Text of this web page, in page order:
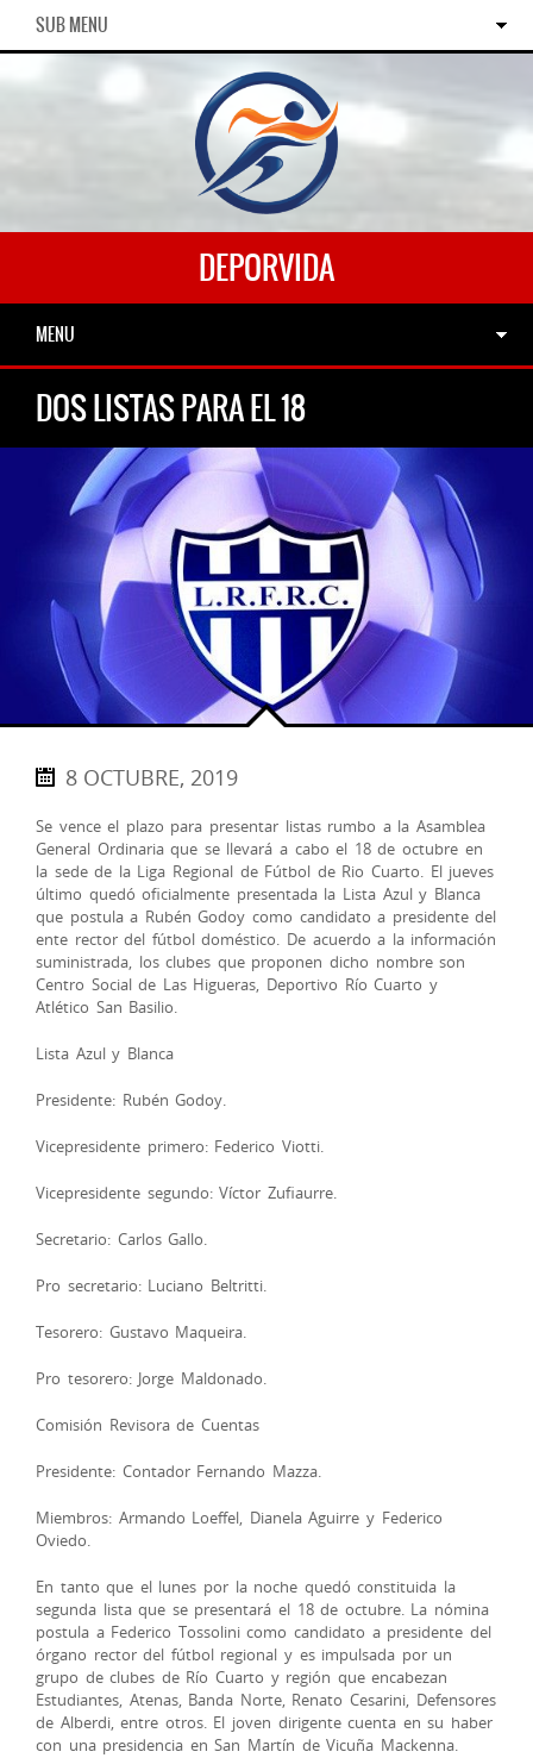
SUB MENU
DEPORVIDA
MENU
DOS LISTAS PARA EL 18
8 OCTUBRE, 2019
Se vence el plazo para presentar listas rumbo a la Asamblea
General Ordinaria que se llevará a cabo el 18 de octubre en
la sede de la Liga Regional de Fútbol de Rio Cuarto. El jueves
último quedó oficialmente presentada la Lista Azul y Blanca
que postula a Rubén Godoy como candidato a presidente del
ente rector del fútbol doméstico. De acuerdo a la información
suministrada, los clubes que proponen dicho nombre son
Centro Social de Las Higueras, Deportivo Río Cuarto y
Atlético San Basilio.
Lista Azul y Blanca
Presidente: Rubén Godoy.
Vicepresidente primero: Federico Viotti.
Vicepresidente segundo: Víctor Zufiaurre.
Secretario: Carlos Gallo.
Pro secretario: Luciano Beltritti.
Tesorero: Gustavo Maqueira.
Pro tesorero: Jorge Maldonado.
Comisión Revisora de Cuentas
Presidente: Contador Fernando Mazza.
Miembros: Armando Loeffel, Dianela Aguirre y Federico
Oviedo.
En tanto que el lunes por la noche quedó constituida la
segunda lista que se presentará el 18 de octubre. La nómina
postula a Federico Tossolini como candidato a presidente del
órgano rector del fútbol regional y es impulsada por un
grupo de clubes de Río Cuarto y región que encabezan
Estudiantes, Atenas, Banda Norte, Renato Cesarini, Defensores
de Alberdi, entre otros. El joven dirigente cuenta en su haber
con una presidencia en San Martín de Vicuña Mackenna.